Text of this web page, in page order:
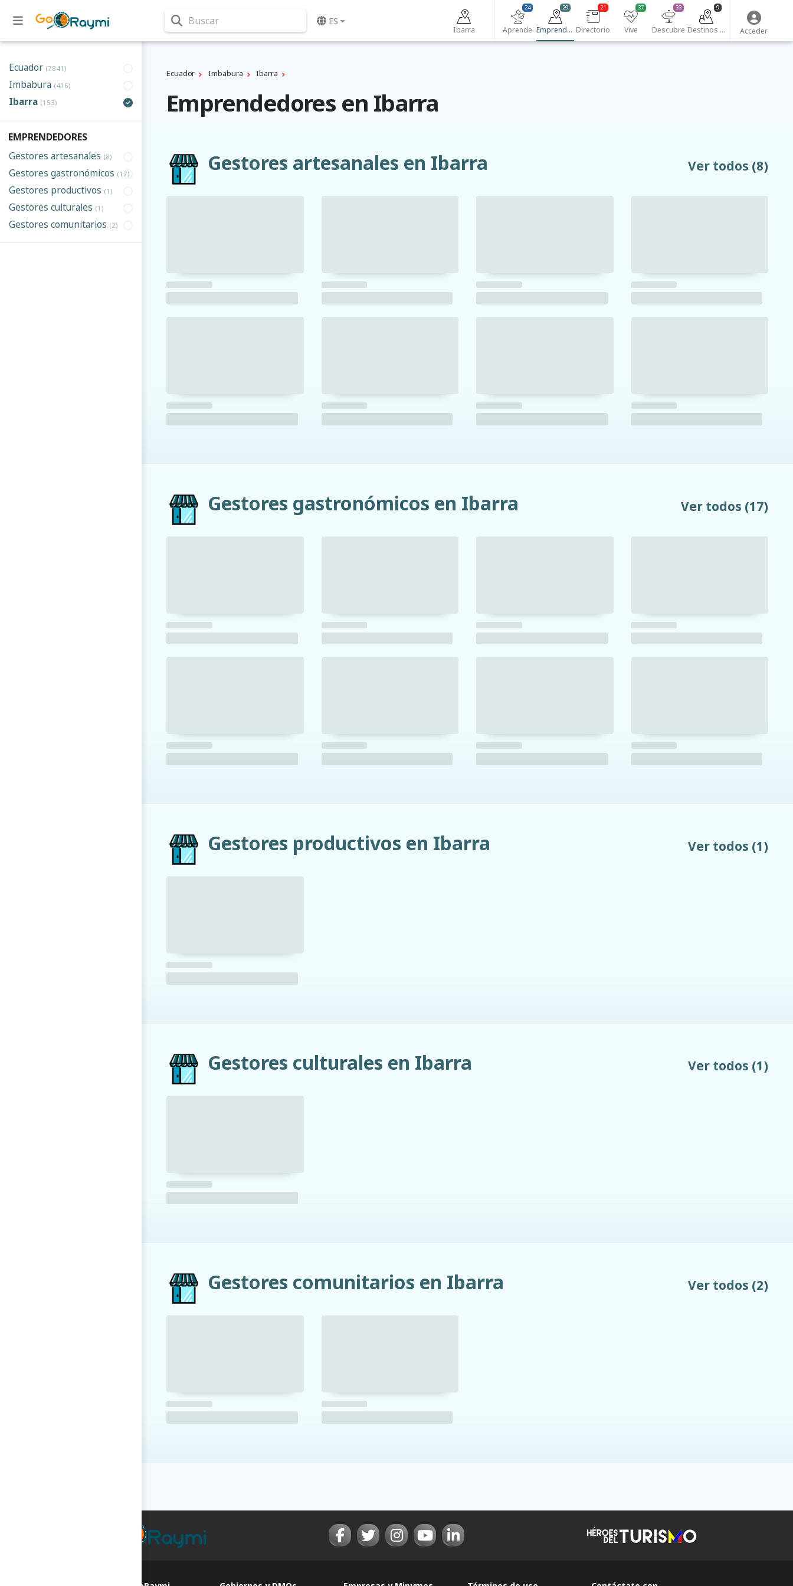
Buscar ES
Ibarra Aprende
24
Emprendedores
29
Directorio
21
Vive
37
Descubre
33
Destinos turísticos
9
Acceder
Ecuador (7841)
Imbabura (416)
Ibarra (153)
EMPRENDEDORES
Gestores artesanales (8)
Gestores gastronómicos (17)
Gestores productivos (1)
Gestores culturales (1)
Gestores comunitarios (2)
Ecuador Imbabura Ibarra
Emprendedores en Ibarra
Gestores artesanales en Ibarra Ver todos (8)
Gestores gastronómicos en Ibarra Ver todos (17)
Gestores productivos en Ibarra Ver todos (1)
Gestores culturales en Ibarra Ver todos (1)
Gestores comunitarios en Ibarra Ver todos (2)